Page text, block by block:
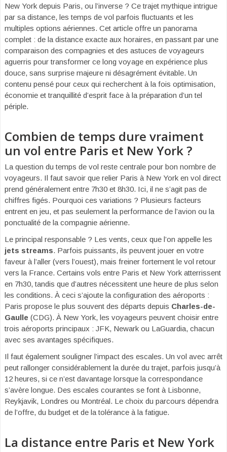
New York depuis Paris, ou l’inverse ? Ce trajet mythique intrigue
par sa distance, les temps de vol parfois fluctuants et les
multiples options aériennes. Cet article offre un panorama
complet : de la distance exacte aux horaires, en passant par une
comparaison des compagnies et des astuces de voyageurs
aguerris pour transformer ce long voyage en expérience plus
douce, sans surprise majeure ni désagrément évitable. Un
contenu pensé pour ceux qui recherchent à la fois optimisation,
économie et tranquillité d’esprit face à la préparation d’un tel
périple.
Combien de temps dure vraiment
un vol entre Paris et New York ?
La question du temps de vol reste centrale pour bon nombre de
voyageurs. Il faut savoir que relier Paris à New York en vol direct
prend généralement entre 7h30 et 8h30. Ici, il ne s’agit pas de
chiffres figés. Pourquoi ces variations ? Plusieurs facteurs
entrent en jeu, et pas seulement la performance de l’avion ou la
ponctualité de la compagnie aérienne.
Le principal responsable ? Les vents, ceux que l’on appelle les
jets streams. Parfois puissants, ils peuvent jouer en votre
faveur à l’aller (vers l’ouest), mais freiner fortement le vol retour
vers la France. Certains vols entre Paris et New York atterrissent
en 7h30, tandis que d’autres nécessitent une heure de plus selon
les conditions. À ceci s’ajoute la configuration des aéroports :
Paris propose le plus souvent des départs depuis Charles-de-
Gaulle (CDG). À New York, les voyageurs peuvent choisir entre
trois aéroports principaux : JFK, Newark ou LaGuardia, chacun
avec ses avantages spécifiques.
Il faut également souligner l’impact des escales. Un vol avec arrêt
peut rallonger considérablement la durée du trajet, parfois jusqu’à
12 heures, si ce n’est davantage lorsque la correspondance
s’avère longue. Des escales courantes se font à Lisbonne,
Reykjavik, Londres ou Montréal. Le choix du parcours dépendra
de l’offre, du budget et de la tolérance à la fatigue.
La distance entre Paris et New York